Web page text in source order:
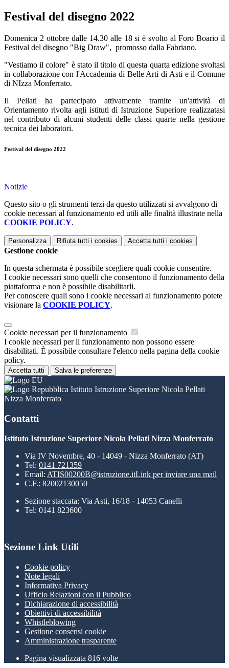
Festival del disegno 2022
Domenica 2 ottobre dalle 14.30 alle 18 si è svolto al Foro Boario il
Festival del disegno "Big Draw", promosso dalla Fabriano.
"Vestiamo il colore" è stato il titolo di questa quarta edizione svoltasi
in collaborazione con l'Accademia di Belle Arti di Asti e il Comune
di NIzza Monferrato.
Il Pellati ha partecipato attivamente tramite un'attività di
Orientamento rivolta agli istituti di Istruzione Superiore realizzatasi
nel contributo di alcuni studenti delle classi quarte nella gestione
tecnica dei laboratori.
Festival del disegno 2022
Notizie
Questo sito o gli strumenti terzi da questo utilizzati si avvalgono di
cookie necessari al funzionamento ed utili alle finalità illustrate nella
COOKIE POLICY.
Personalizza Rifiuta tutti i cookies Accetta tutti i cookies
Gestione cookie
In questa schermata è possibile scegliere quali cookie consentire.
I cookie necessari sono quelli che consentono il funzionamento della
piattaforma e non è possibile disabilitarli.
Per conoscere quali sono i cookie necessari al funzionamento potete
visionare la COOKIE POLICY.
Cookie necessari per il funzionamento
I cookie necessari per il funzionamento non possono essere
disabilitati. È possibile consultare l'elenco nella pagina della cookie
policy.
Accetta tutti Salva le preferenze
Istituto Istruzione Superiore Nicola Pellati
Nizza Monferrato
Contatti
Istituto Istruzione Superiore Nicola Pellati Nizza Monferrato
Via IV Novembre, 40 - 14049 - Nizza Monferrato (AT)
Tel: 0141 721359
Email: ATIS00200B@istruzione.itLink per inviare una mail
C.F.: 82002130050
Sezione staccata: Via Asti, 16/18 - 14053 Canelli
Tel: 0141 823600
Sezione Link Utili
Cookie policy
Note legali
Informativa Privacy
Ufficio Relazioni con il Pubblico
Dichiarazione di accessibilità
Obiettivi di accessibilità
Whistleblowing
Gestione consensi cookie
Amministrazione trasparente
Pagina visualizzata 816 volte